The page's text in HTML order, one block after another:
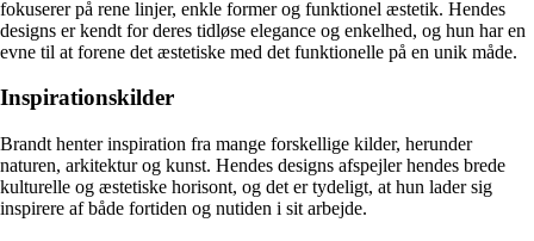
fokuserer på rene linjer, enkle former og funktionel æstetik. Hendes
designs er kendt for deres tidløse elegance og enkelhed, og hun har en
evne til at forene det æstetiske med det funktionelle på en unik måde.
Inspirationskilder
Brandt henter inspiration fra mange forskellige kilder, herunder
naturen, arkitektur og kunst. Hendes designs afspejler hendes brede
kulturelle og æstetiske horisont, og det er tydeligt, at hun lader sig
inspirere af både fortiden og nutiden i sit arbejde.